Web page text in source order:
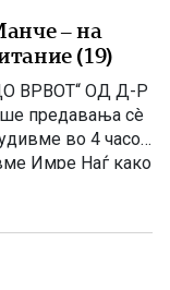
– на
(19)
ВРВОТ“ OД Д-Р
предавања сè
во 4 часот
Имре Наѓ како
армија